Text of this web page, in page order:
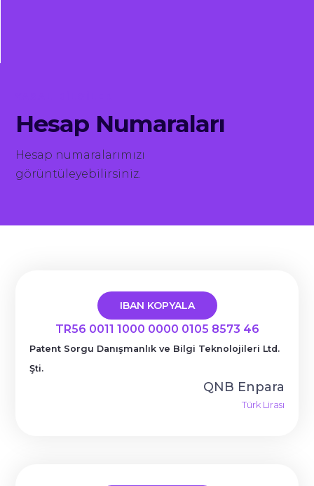
Hesap Numaraları
Hesap numaralarımızı
görüntüleyebilirsiniz.
IBAN KOPYALA
TR56 0011 1000 0000 0105 8573 46
Patent Sorgu Danışmanlık ve Bilgi Teknolojileri Ltd.
Şti.
QNB Enpara
Türk Lirası